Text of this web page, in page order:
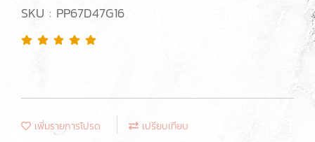
SKU : PP67D47G16
เพิ่มรายการโปรด เปรียบเทียบ